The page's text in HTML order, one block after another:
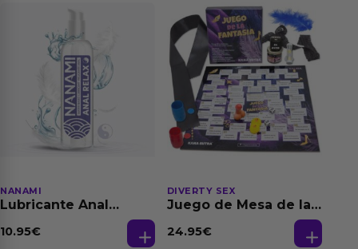
NANAMI
Lubricante Anal
Dilatación Base Agua
10.95€
DIVERTY SEX
Juego de Mesa de las
24.95€